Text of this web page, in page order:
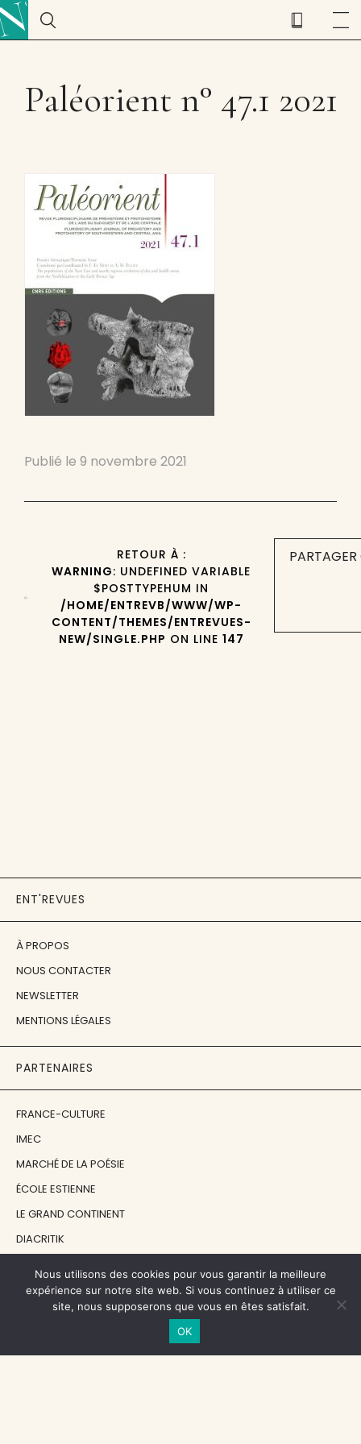
Paléorient n° 47.1 2021
Publié le 9 novembre 2021
RETOUR À :
WARNING: UNDEFINED VARIABLE
$POSTTYPEHUM IN
/HOME/ENTREVB/WWW/WP-
CONTENT/THEMES/ENTREVUES-
NEW/SINGLE.PHP ON LINE 147
ENT'REVUES
À PROPOS
NOUS CONTACTER
NEWSLETTER
MENTIONS LÉGALES
PARTENAIRES
FRANCE-CULTURE
IMEC
MARCHÉ DE LA POÉSIE
ÉCOLE ESTIENNE
LE GRAND CONTINENT
DIACRITIK
NOS SOUTIENS
CENTRE NATIONAL DU LIVRE
Nous utilisons des cookies pour vous garantir la meilleure
expérience sur notre site web. Si vous continuez à utiliser ce
site, nous supposerons que vous en êtes satisfait.
OK